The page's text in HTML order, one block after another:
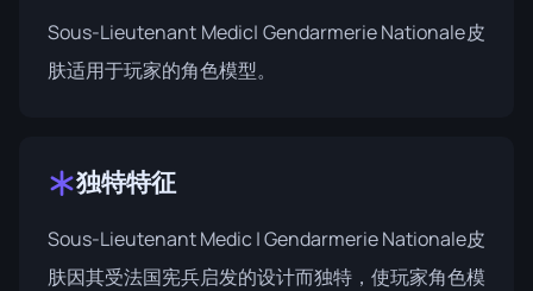
Sous-Lieutenant Medic| Gendarmerie Nationale皮
肤适用于玩家的角色模型。
独特特征
Sous-Lieutenant Medic | Gendarmerie Nationale皮
肤因其受法国宪兵启发的设计而独特，使玩家角色模